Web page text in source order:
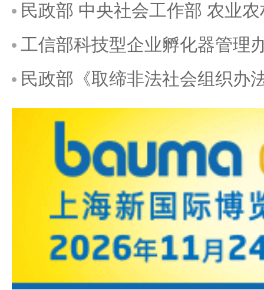
民政部 中央社会工作部 农业农村部 市场监
工信部科技型企业孵化器管理
民政部《取缔非法社会组织办